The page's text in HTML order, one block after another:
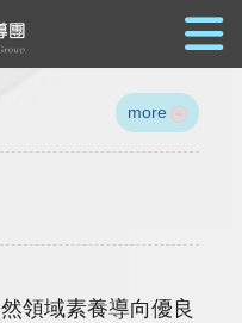
more
領域素養導向優良